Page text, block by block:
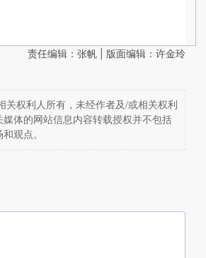
责任编辑：张帆 | 版面编辑：许金玲
权利人所有，未经作者及/或相关权利
体的网站信息内容转载授权并不包括
观点。